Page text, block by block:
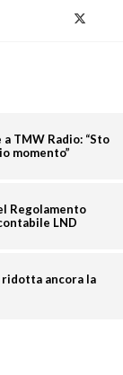
TMW Radio: “Sto
momento”
Regolamento
LND
ancora la